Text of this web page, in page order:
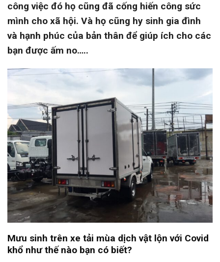
công việc đó họ cũng đã cống hiến công sức
mình cho xã hội. Và họ cũng hy sinh gia đình
và hạnh phúc của bản thân để giúp ích cho các
bạn được ấm no…..
Mưu sinh trên xe tải mùa dịch vật lộn với Covid
khổ như thế nào bạn có biết?